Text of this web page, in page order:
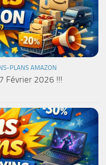
PLANS AMAZON
Février 2026 !!!